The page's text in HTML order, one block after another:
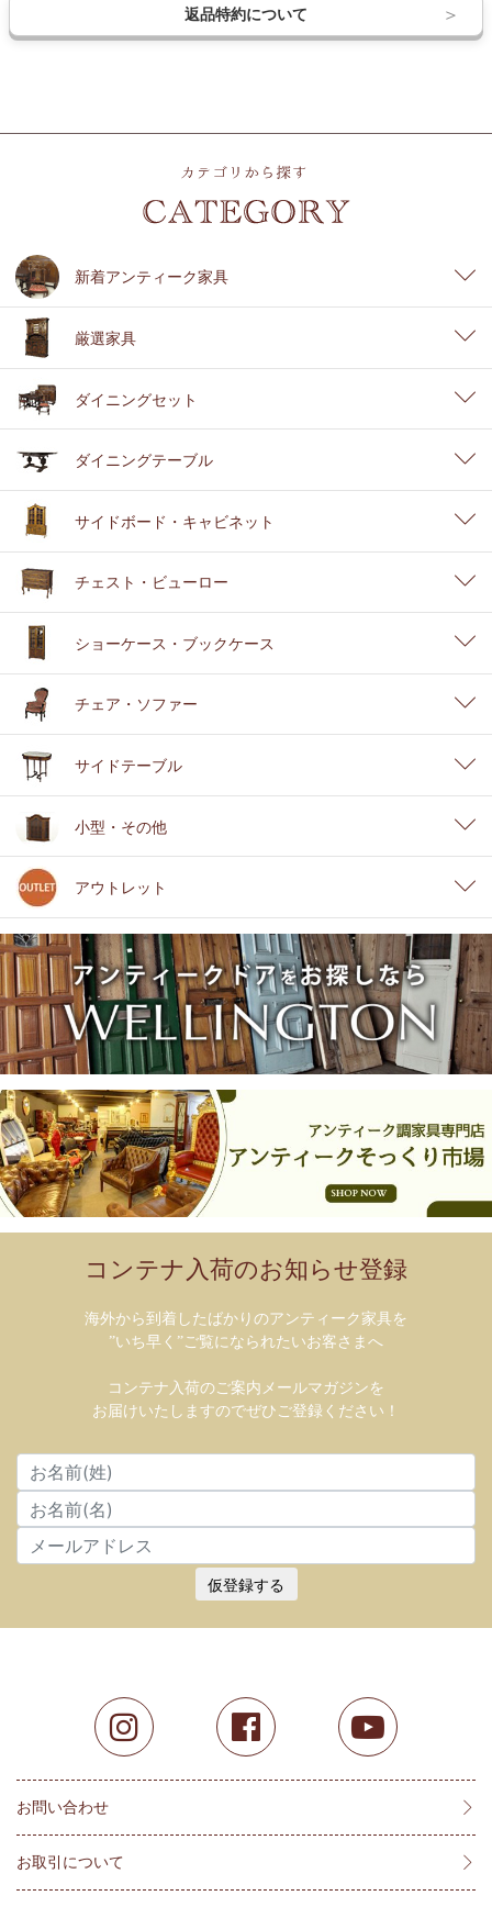
返品特約について
新着アンティーク家具
厳選家具
ダイニングセット
ダイニングテーブル
サイドボード・キャビネット
チェスト・ビューロー
ショーケース・ブックケース
チェア・ソファー
サイドテーブル
小型・その他
アウトレット
コンテナ入荷のお知らせ登録
海外から到着したばかりのアンティーク家具を
”いち早く”ご覧になられたいお客さまへ
コンテナ入荷のご案内メールマガジンを
お届けいたしますのでぜひご登録ください！
仮登録する
お問い合わせ
お取引について